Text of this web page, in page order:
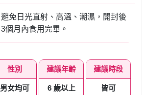
避免日光直射、高溫、潮濕，開封後
3個月內食用完畢。
性別
男女均可
建議年齡
6 歲以上
建議時段
皆可